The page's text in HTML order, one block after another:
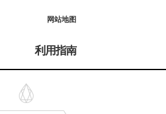
网站地图
利用指南